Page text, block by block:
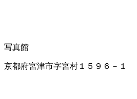
写真館
京都府宮津市字宮村１５９６－１